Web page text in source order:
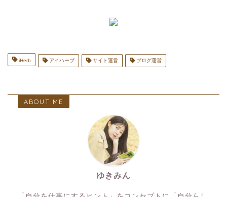
iHerb アイハーブ サイト運営 ブログ運営
ABOUT ME
ゆきみん